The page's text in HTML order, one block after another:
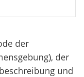
der
der
und